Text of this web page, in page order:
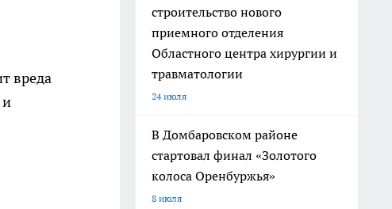
вреда
и
строительство нового
приемного отделения
Областного центра хирургии и
травматологии
24 июля
В Домбаровском районе
стартовал финал «Золотого
колоса Оренбуржья»
8 июля